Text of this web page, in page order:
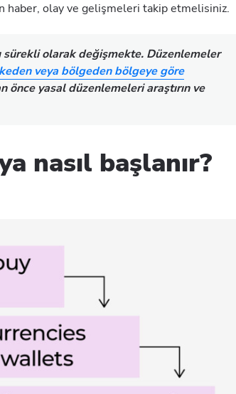
haber, olay ve gelişmeleri takip etmelisiniz.
sürekli olarak değişmekte. Düzenlemeler
veya bölgeden bölgeye göre
yasal düzenlemeleri araştırın ve
nasıl başlanır?